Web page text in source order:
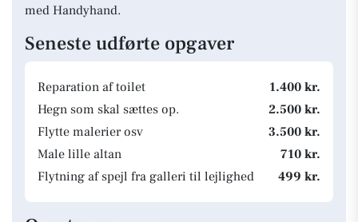
med Handyhand.
Seneste udførte opgaver
Reparation af toilet
1.400 kr.
Hegn som skal sættes op.
2.500 kr.
Flytte malerier osv
3.500 kr.
Male lille altan
710 kr.
Flytning af spejl fra galleri til lejlighed
499 kr.